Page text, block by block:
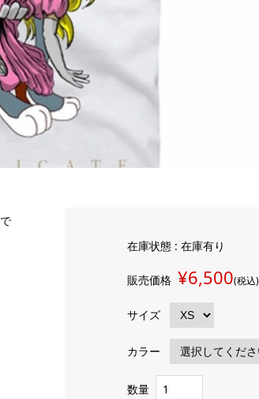
在庫状態 : 在庫有り
販売価格 ¥6,500(税込)
サイズ
カラー
数量